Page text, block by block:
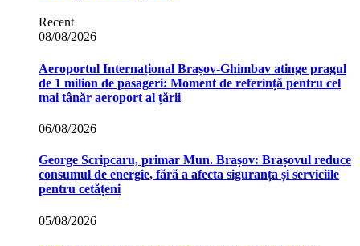
Recent
08/08/2026
Aeroportul Internațional Brașov‑Ghimbav atinge pragul
de 1 milion de pasageri: Moment de referință pentru cel
mai tânăr aeroport al țării
06/08/2026
George Scripcaru, primar Mun. Brașov: Brașovul reduce
consumul de energie, fără a afecta siguranța și serviciile
pentru cetățeni
05/08/2026